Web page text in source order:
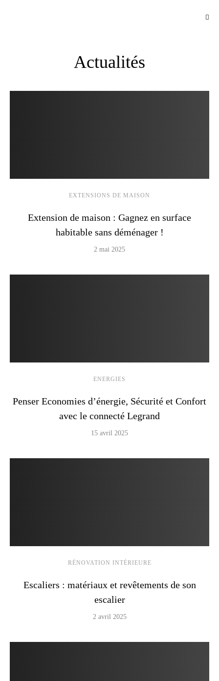
Actualités
EXTENSIONS DE MAISON
Extension de maison : Gagnez en surface
habitable sans déménager !
2 mai 2025
ENERGIES
Penser Economies d’énergie, Sécurité et Confort
avec le connecté Legrand
15 avril 2025
RÉNOVATION INTÉRIEURE
Escaliers : matériaux et revêtements de son
escalier
2 avril 2025